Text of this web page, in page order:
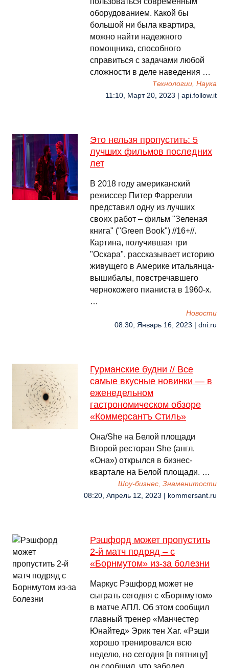
оборудованием. Какой бы
большой ни была квартира,
можно найти надежного
помощника, способного
справиться с задачами любой
сложности в деле наведения …
Технологии, Наука
11:10, Март 20, 2023 | api.follow.it
Это нельзя пропустить: 5
лучших фильмов последних
лет
В 2018 году американский
режиссер Питер Фаррелли
представил одну из лучших
своих работ – фильм "Зеленая
книга" ("Green Book") //16+//.
Картина, получившая три
"Оскара", рассказывает историю
живущего в Америке итальянца-
вышибалы, повстречавшего
чернокожего пианиста в 1960-х.
…
Новости
08:30, Январь 16, 2023 | dni.ru
Гурманские будни // Все
самые вкусные новинки — в
еженедельном
гастрономическом обзоре
«Коммерсантъ Стиль»
Она/She на Белой площади
Второй ресторан She (англ.
«Она») открылся в бизнес-
квартале на Белой площади. …
Шоу-бизнес, Знаменитости
08:20, Апрель 12, 2023 | kommersant.ru
Рэшфорд может пропустить
2-й матч подряд – с
«Борнмутом» из-за болезни
Маркус Рэшфорд может не
сыграть сегодня с «Борнмутом»
в матче АПЛ. Об этом сообщил
главный тренер «Манчестер
Юнайтед» Эрик тен Хаг. «Рэши
хорошо тренировался всю
неделю, но сегодня [в пятницу]
он сообщил, что заболел.